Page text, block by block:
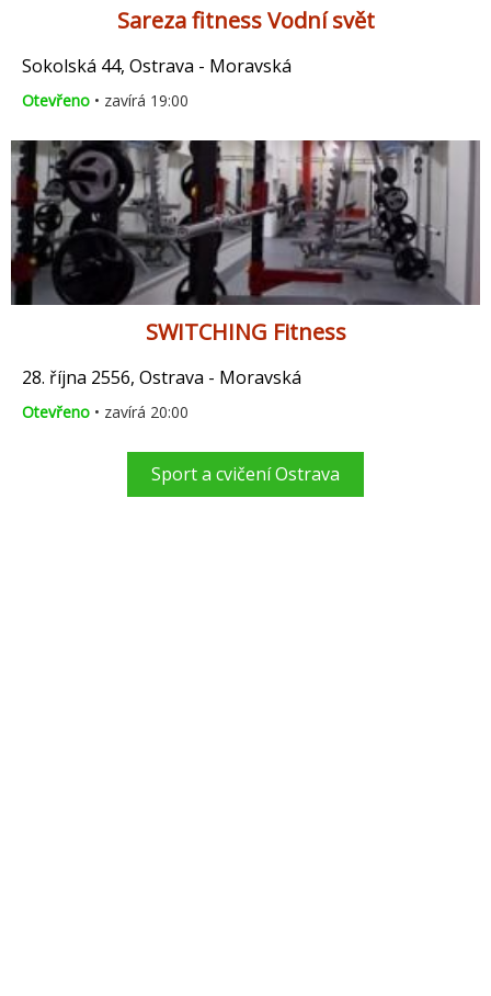
Sareza fitness Vodní svět
Sokolská 44, Ostrava - Moravská
Otevřeno • zavírá 19:00
SWITCHING Fitness
28. října 2556, Ostrava - Moravská
Otevřeno • zavírá 20:00
Sport a cvičení Ostrava